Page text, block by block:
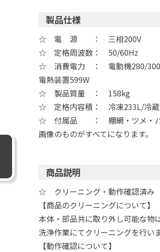
製品仕様
☆ 電 源 ： 三相200V
☆ 定格周波数： 50/60Hz
☆ 消費電力 ： 電動機280/
電熱装置599W
☆ 製品質量 ： 158kg
☆ 定格内容積： 冷凍233L/冷蔵
☆ 付属品 ： 棚網・ツメ・パ
画像のものがすべてになります。
商品説明
☆ クリーニング・動作確認済
【商品のクリーニングについて】
本体・部品共に取り外し可能な物
洗浄作業にてクリーニングを行い
【動作確認について】